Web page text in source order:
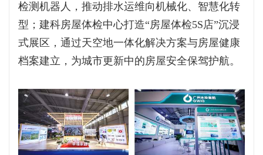
检测机器人，推动排水运维向机械化、智慧化转
型；建科房屋体检中心打造“房屋体检5S店”沉浸
式展区，通过天空地一体化解决方案与房屋健康
档案建立，为城市更新中的房屋安全保驾护航。